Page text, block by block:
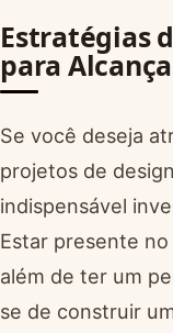
Estratégias
para
Se você deseja
projetos de
indispensável
Estar presente
além de ter um
se de construir